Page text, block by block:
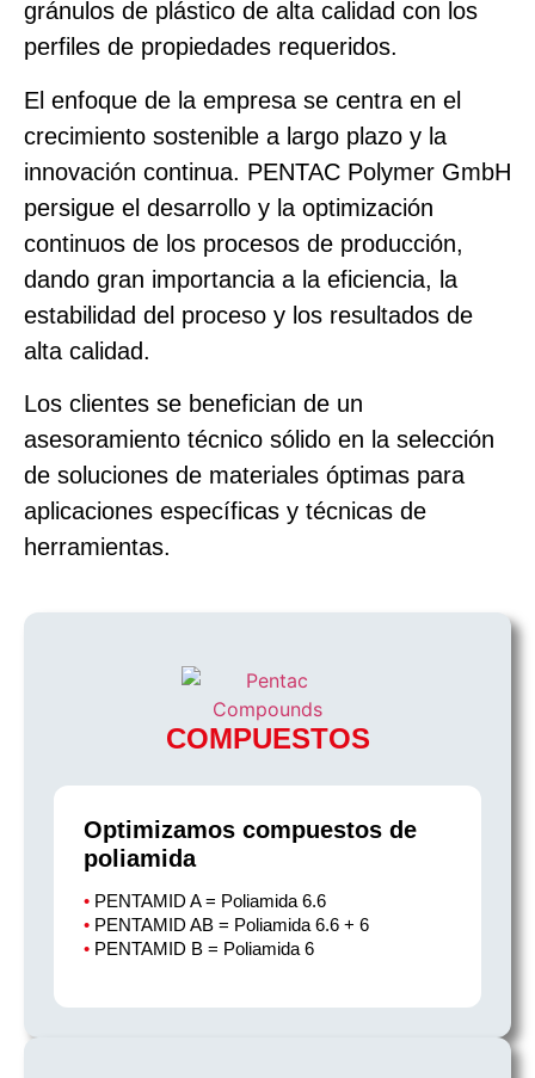
gránulos de plástico de alta calidad con los
perfiles de propiedades requeridos.
El enfoque de la empresa se centra en el
crecimiento sostenible a largo plazo y la
innovación continua. PENTAC Polymer GmbH
persigue el desarrollo y la optimización
continuos de los procesos de producción,
dando gran importancia a la eficiencia, la
estabilidad del proceso y los resultados de
alta calidad.
Los clientes se benefician de un
asesoramiento técnico sólido en la selección
de soluciones de materiales óptimas para
aplicaciones específicas y técnicas de
herramientas.
COMPUESTOS
Optimizamos compuestos de
poliamida
• PENTAMID A = Poliamida 6.6
• PENTAMID AB = Poliamida 6.6 + 6
• PENTAMID B = Poliamida 6